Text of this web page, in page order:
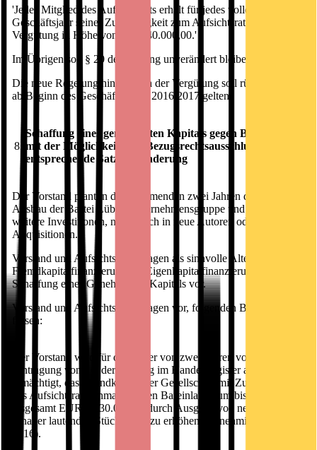
'Jedes Mitglied des Aufsichtsrats erhält für jedes volle
Geschäftsjahr seiner Zugehörigkeit zum Aufsichtsrat eine feste
Vergütung in Höhe von EUR 40.000,00.'
Im Übrigen soll § 20 der Satzung unverändert bleiben.
Die neue Regelung hinsichtlich der Vergütung soll rückwirkend
ab Beginn des Geschäftsjahres 2016/2017 gelten.
8.
Schaffung eines genehmigten Kapitals gegen Bareinlagen
mit der Möglichkeit zum Bezugsrechtsausschluss und
entsprechende Satzungsänderung
Der Vorstand plant in den kommenden zwei Jahren den weiteren
Ausbau der Bastei Lübbe Unternehmensgruppe und hierzu
weitere Investitionen, namentlich in neue Autoren oder mittels
Akquisitionen.
Vorstand und Aufsichtsrat schlagen als sinnvolle Alternative zur
Fremdkapitalfinanzierung die Eigenkapitalfinanzierung mittels
Schaffung eines Genehmigten Kapitals vor.
Vorstand und Aufsichtsrat schlagen vor, folgenden Beschluss zu
fassen:
Der Vorstand wird für die Dauer von zwei Jahren vom Tag der
Eintragung von § 7 der Satzung im Handelsregister an
ermächtigt, das Grundkapital der Gesellschaft mit Zustimmung
des Aufsichtsrats einmalig gegen Bareinlagen um bis zu
insgesamt EUR 1.330.000,00 durch Ausgabe von neuen, auf den
Inhaber lautenden Stückaktien zu erhöhen (Genehmigtes Kapital
2016).